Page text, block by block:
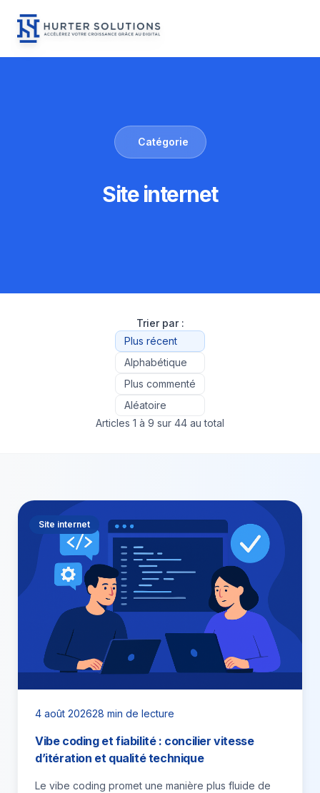
Catégorie
Site internet
Trier par :
Plus récent
Alphabétique
Plus commenté
Aléatoire
Articles 1 à 9 sur 44 au total
Site internet
4 août 202628 min de lecture
Vibe coding et fiabilité : concilier vitesse
d’itération et qualité technique
Le vibe coding promet une manière plus fluide de